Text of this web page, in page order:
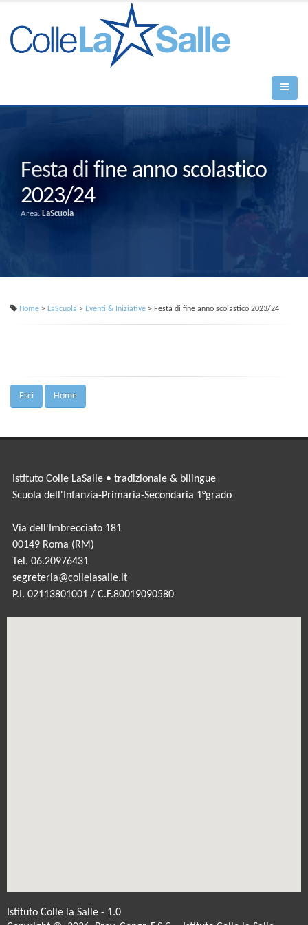
Festa di fine anno scolastico
2023/24
Area: LaScuola
Home > LaScuola > Eventi & Iniziative > Festa di fine anno scolastico 2023/24
Esci Home
Istituto Colle LaSalle • tradizionale & bilingue
Scuola dell'Infanzia-Primaria-Secondaria 1°grado
Via dell'Imbrecciato 181
00149 Roma (RM)
Tel. 06.20976431
segreteria@collelasalle.it
P.I. 02113801001 / C.F.80019090580
Istituto Colle la Salle - 1.0